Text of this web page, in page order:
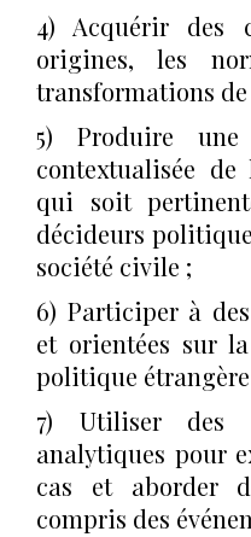
4) Acquérir des
origines, les
transformations
5) Produire
contextualisée
qui soit
décideurs
société civile ;
6) Participer à
et orientées sur
politique
7) Utiliser des
analytiques pour
cas et aborder
compris des